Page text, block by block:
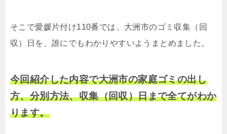
そこで愛媛片付け110番では、大洲市のゴミ収集（回
収）日を、誰にでもわかりやすいようまとめました。
今回紹介した内容で大洲市の家庭ゴミの出し
方、分別方法、収集（回収）日まで全てがわか
ります。